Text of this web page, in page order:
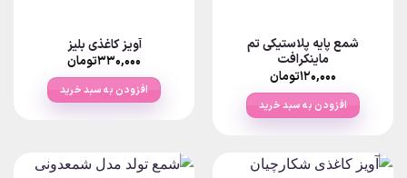
شمع پایه پلاستیکی تم
ماینکرافت
۱۲۰,۰۰۰تومان
افزودن به سبد خرید
آویز کاغذی بلیز
۳۳۰,۰۰۰تومان
افزودن به سبد خرید